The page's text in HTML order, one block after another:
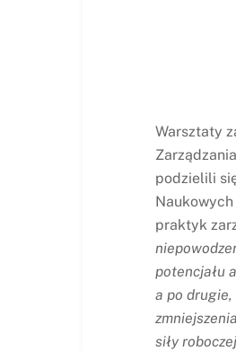
Warsztaty
podzielili
praktyk
potencjału
a po drugie,
siły